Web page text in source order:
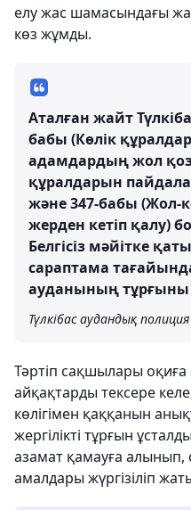
елу жас шамасындағы
көз жұмды.
Аталған жайт
бабы (Көлік
адамдардың жол
құралдарын
және 347-бабы (Жол-
жерден кетіп қалу)
Белгісіз мәйітке
сараптама
ауданының тұрғыны
Түлкібас аудандық полиция
Тәртіп сақшылары
айқақтарды тексере
көлігімен қаққанын
жергілікті тұрғын
азамат қамауға алынып,
амалдары жүргізіліп